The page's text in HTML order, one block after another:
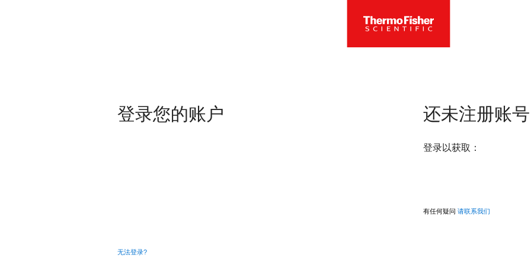
登录您的账户
无法登录?
还未注册账
登录以获取：
有任何疑问 请联系我们